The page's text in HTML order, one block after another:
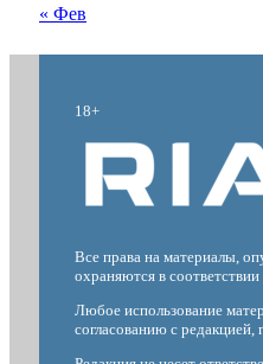
« Фев
18+
Все права на материалы,
охраняются в
Любое использование
согласованию с редакцией,